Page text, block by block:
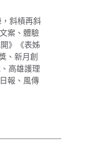
斜槓再斜
案、體驗
》《表姊
、新月創
高雄護理
報、風傳